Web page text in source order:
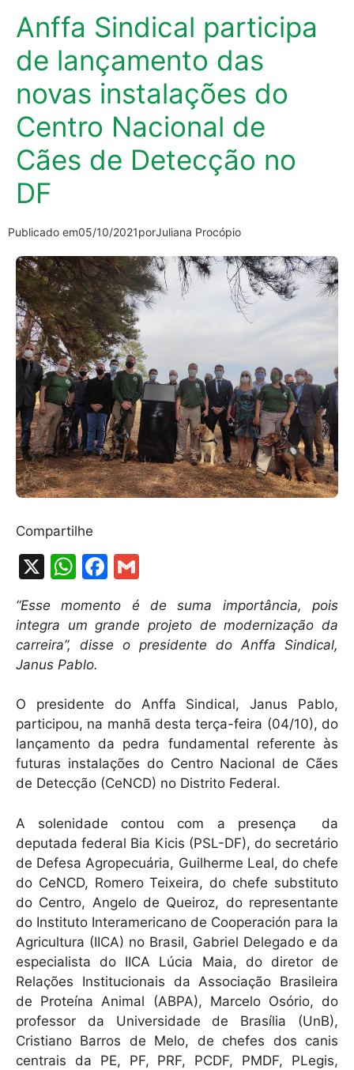
Anffa Sindical participa
de lançamento das
novas instalações do
Centro Nacional de
Cães de Detecção no
DF
Publicado em05/10/2021porJuliana Procópio
Compartilhe
X
W
at
s
A
p
p
F
c
e
o
o
k
m
ai
l
“Esse momento é de suma importância, pois
integra um grande projeto de modernização da
carreira”, disse o presidente do Anffa Sindical,
Janus Pablo.
O presidente do Anffa Sindical, Janus Pablo,
participou, na manhã desta terça-feira (04/10), do
lançamento da pedra fundamental referente às
futuras instalações do Centro Nacional de Cães
de Detecção (CeNCD) no Distrito Federal.
A solenidade contou com a presença da
deputada federal Bia Kicis (PSL-DF), do secretário
de Defesa Agropecuária, Guilherme Leal, do chefe
do CeNCD, Romero Teixeira, do chefe substituto
do Centro, Angelo de Queiroz, do representante
do Instituto Interamericano de Cooperación para la
Agricultura (IICA) no Brasil, Gabriel Delegado e da
especialista do IICA Lúcia Maia, do diretor de
Relações Institucionais da Associação Brasileira
de Proteína Animal (ABPA), Marcelo Osório, do
professor da Universidade de Brasília (UnB),
Cristiano Barros de Melo, de chefes dos canis
centrais da PE, PF, PRF, PCDF, PMDF, PLegis,